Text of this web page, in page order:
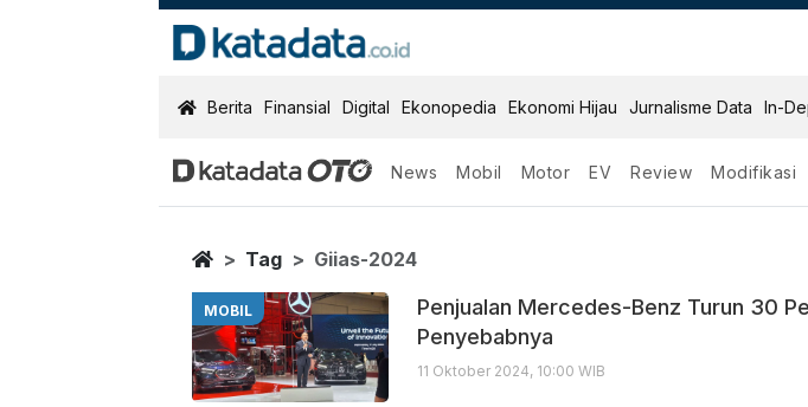
KatadataOTO
Berita Finansial Digital Ekonopedia Ekonomi Hijau Jurnalisme Data In-
News Mobil Motor EV Review Modifikasi
Giias 2024
Berita Terbaru
Home
Tag Giias-2024
MOBIL
Penjualan Mercedes-Benz Turun 30
Penyebabnya
11 Oktober 2024, 10:00 WIB